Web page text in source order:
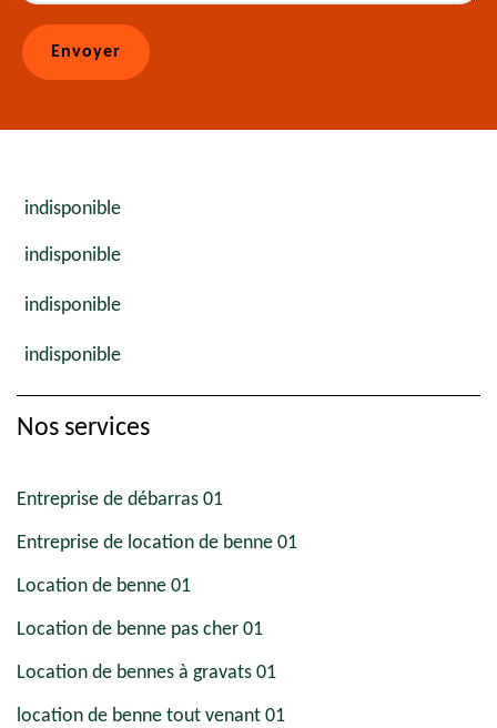
indisponible
indisponible
indisponible
indisponible
Nos services
Entreprise de débarras 01
Entreprise de location de benne 01
Location de benne 01
Location de benne pas cher 01
Location de bennes à gravats 01
location de benne tout venant 01